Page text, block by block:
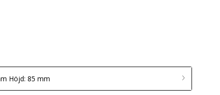
Höjd: 85 mm